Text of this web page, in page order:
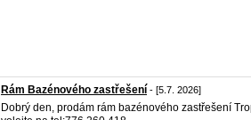
Rám Bazénového zastřešení - [5.7. 2026]
Dobrý den, prodám rám bazénového zastřešení